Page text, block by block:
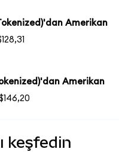
Amerikan
Amerikan
keşfedin